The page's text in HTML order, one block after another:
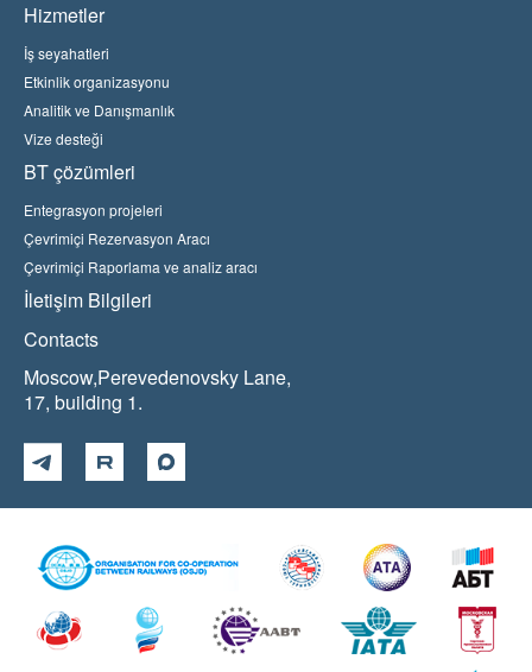
Hizmetler
İş seyahatleri
Etkinlik organizasyonu
Analitik ve Danışmanlık
Vize desteği
BT çözümleri
Entegrasyon projeleri
Çevrimiçi Rezervasyon Aracı
Çevrimiçi Raporlama ve analiz aracı
İletişim Bilgileri
Contacts
Moscow,Perevedenovsky Lane,
17, building 1.